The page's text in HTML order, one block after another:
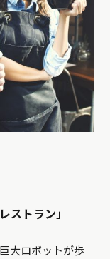
ストラン」
大ロボットが歩